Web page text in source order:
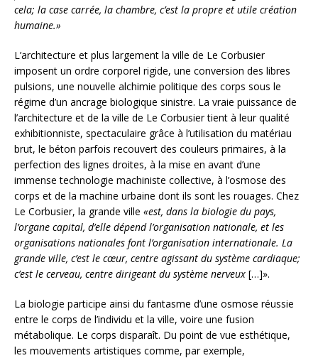
cela; la case carrée, la chambre, c’est la propre et utile création
humaine.»
L’architecture et plus largement la ville de Le Corbusier
imposent un ordre corporel rigide, une conversion des libres
pulsions, une nouvelle alchimie politique des corps sous le
régime d’un ancrage biologique sinistre. La vraie puissance de
l’architecture et de la ville de Le Corbusier tient à leur qualité
exhibitionniste, spectaculaire grâce à l’utilisation du matériau
brut, le béton parfois recouvert des couleurs primaires, à la
perfection des lignes droites, à la mise en avant d’une
immense technologie machiniste collective, à l’osmose des
corps et de la machine urbaine dont ils sont les rouages. Chez
Le Corbusier, la grande ville «est, dans la biologie du pays,
l’organe capital, d’elle dépend l’organisation nationale, et les
organisations nationales font l’organisation internationale. La
grande ville, c’est le cœur, centre agissant du système cardiaque;
c’est le cerveau, centre dirigeant du système nerveux […]».
La biologie participe ainsi du fantasme d’une osmose réussie
entre le corps de l’individu et la ville, voire une fusion
métabolique. Le corps disparaît. Du point de vue esthétique,
les mouvements artistiques comme, par exemple,